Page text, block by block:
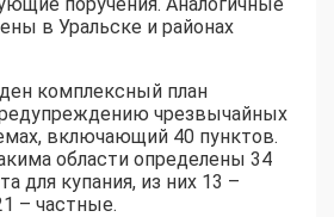
в Уральске и районах
комплексный план
чрезвычайных
включающий 40 пунктов.
области определены 34
для купания, из них 13 –
– частные.